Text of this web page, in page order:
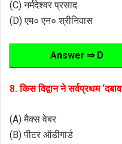
(C) नर्मदेश्वर प्रसाद
(D) एम० एन० श्रीनिवास
Answer ⇒ D
8. किस विद्वान ने सर्वप्रथम
(A) मैक्स वेबर
(B) पीटर ऑडीगार्ड